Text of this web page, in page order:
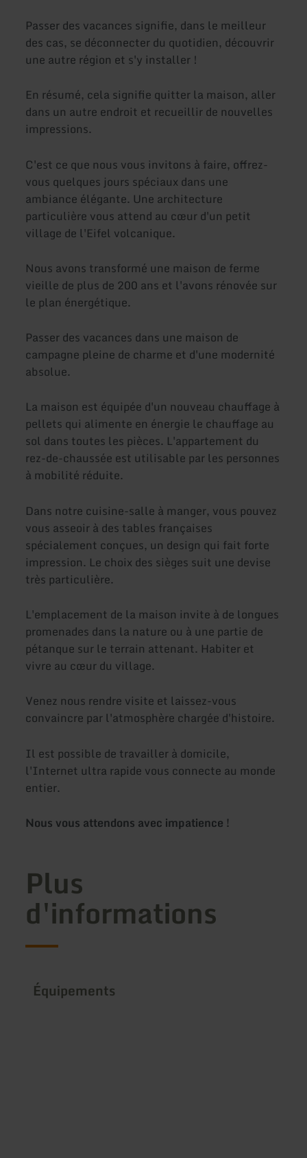
Passer des vacances signifie, dans le meilleur
des cas, se déconnecter du quotidien, découvrir
une autre région et s'y installer !
En résumé, cela signifie quitter la maison, aller
dans un autre endroit et recueillir de nouvelles
impressions.
C'est ce que nous vous invitons à faire, offrez-
vous quelques jours spéciaux dans une
ambiance élégante. Une architecture
particulière vous attend au cœur d'un petit
village de l'Eifel volcanique.
Nous avons transformé une maison de ferme
vieille de plus de 200 ans et l'avons rénovée sur
le plan énergétique.
Passer des vacances dans une maison de
campagne pleine de charme et d'une modernité
absolue.
La maison est équipée d'un nouveau chauffage à
pellets qui alimente en énergie le chauffage au
sol dans toutes les pièces. L'appartement du
rez-de-chaussée est utilisable par les personnes
à mobilité réduite.
Dans notre cuisine-salle à manger, vous pouvez
vous asseoir à des tables françaises
spécialement conçues, un design qui fait forte
impression. Le choix des sièges suit une devise
très particulière.
L'emplacement de la maison invite à de longues
promenades dans la nature ou à une partie de
pétanque sur le terrain attenant. Habiter et
vivre au cœur du village.
Venez nous rendre visite et laissez-vous
convaincre par l'atmosphère chargée d'histoire.
Il est possible de travailler à domicile,
l'Internet ultra rapide vous connecte au monde
entier.
Nous vous attendons avec impatience !
Plus
d'informations
Équipements